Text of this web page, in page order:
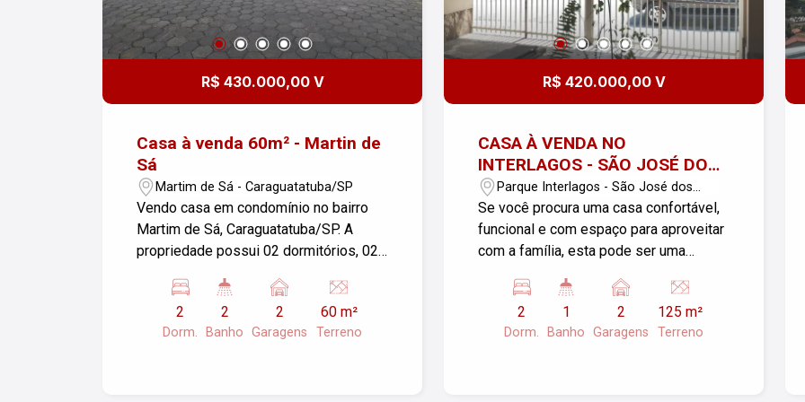
possibilidades que este terreno pode
proporcionar! Entre em contato para
mais informações e agende sua visita!
R$ 430.000,00 V
Casa à venda 60m² - Martin de
Sá
Martim de Sá - Caraguatatuba/SP
Vendo casa em condomínio no bairro
Martim de Sá, Caraguatatuba/SP. A
propriedade possui 02 dormitórios, 02
garagem, com área de terreno de 60m².
Ideal para quem busca conforto e
segurança em uma localização
2
Dorm.
2
Banho
2
Garagens
60 m²
Terreno
R$ 420.000,00 V
CASA À VENDA NO
INTERLAGOS - SÃO JOSÉ DOS
CAMPOS
Parque Interlagos - São José dos
Campos/SP
Se você procura uma casa confortável,
funcional e com espaço para aproveitar
com a família, esta pode ser uma
em São José dos Campos! O imóvel
conta com 125 m² de terreno e 95 m²
de área útil, oferecendo ambientes bem
2
Dorm.
1
Banho
2
Garagens
125 m²
Terreno